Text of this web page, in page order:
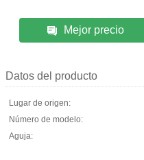
Mejor precio
Datos del producto
Lugar de origen:
Número de modelo:
Aguja: